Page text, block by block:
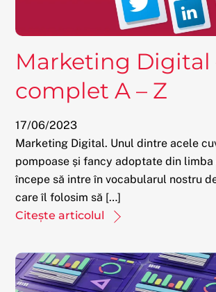
Marketing Digital
complet A – Z
17/06/2023
Marketing Digital. Unul dintre acele
pompoase și fancy adoptate din
începe să intre în vocabularul nostru
care îl folosim să […]
Citește articolul